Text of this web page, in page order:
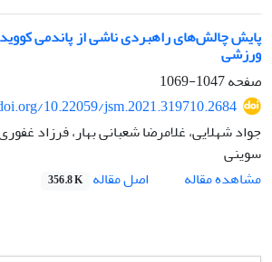
ورزشی
صفحه1047-1069
10.22059/jsm.2021.319710.2684
جواد شهلایی، غلامرضا شعبانی بهار، فرزاد
سوینی
مشاهده مقاله
اصل مقاله 356.8 K